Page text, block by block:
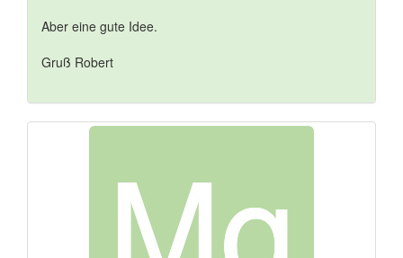
Aber eine gute Idee.
Gruß Robert